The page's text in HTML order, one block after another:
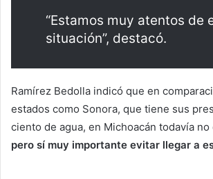
“Estamos muy atentos de
situación”, destacó.
Ramírez Bedolla indicó que en
estados como Sonora, que tiene sus
ciento de agua, en Michoacán todavía
pero sí muy importante evitar llegar a